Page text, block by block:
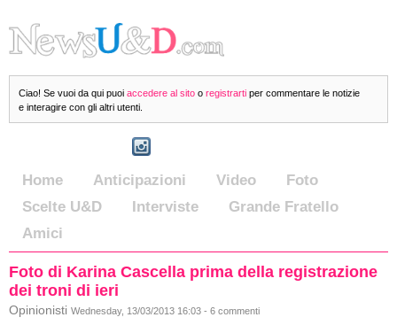
Ciao! Se vuoi da qui puoi accedere al sito o registrarti per commentare le notizie
e interagire con gli altri utenti.
Home Anticipazioni Video
Foto
Scelte U&D
Interviste
Grande Fratello
Amici
Foto di Karina Cascella prima della registrazione
dei troni di ieri
Opinionisti Wednesday, 13/03/2013 16:03 - 6 commenti